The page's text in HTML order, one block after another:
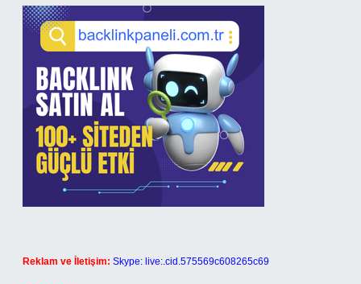
Reklam ve İletişim: Skype: live:.cid.575569c608265c69